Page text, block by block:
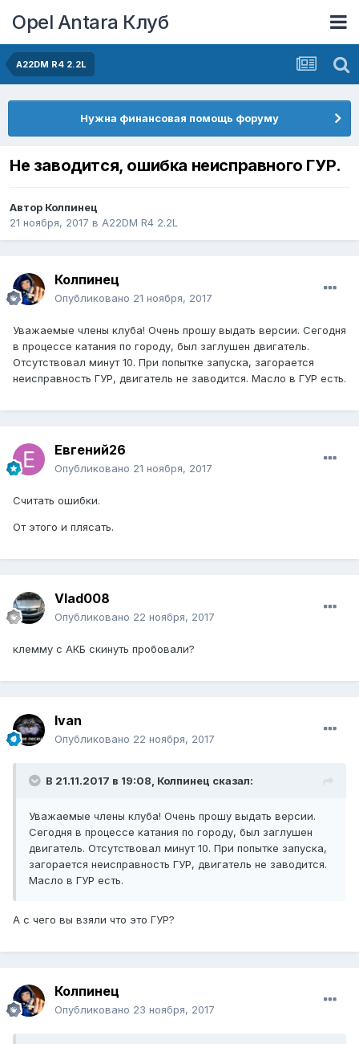
Opel Antara Клуб
A22DM R4 2.2L
Нужна финансовая помощь форуму
Не заводится, ошибка неисправного ГУР.
Автор Колпинец
21 ноября, 2017 в A22DM R4 2.2L
Колпинец
Опубликовано 21 ноября, 2017
Уважаемые члены клуба! Очень прошу выдать версии. Сегодня
в процессе катания по городу, был заглушен двигатель.
Отсутствовал минут 10. При попытке запуска, загорается
неисправность ГУР, двигатель не заводится. Масло в ГУР есть.
Евгений26
Опубликовано 21 ноября, 2017
Считать ошибки.
От этого и плясать.
Vlad008
Опубликовано 22 ноября, 2017
клемму с АКБ скинуть пробовали?
Ivan
Опубликовано 22 ноября, 2017
В 21.11.2017 в 19:08, Колпинец сказал:
Уважаемые члены клуба! Очень прошу выдать версии.
Сегодня в процессе катания по городу, был заглушен
двигатель. Отсутствовал минут 10. При попытке запуска,
загорается неисправность ГУР, двигатель не заводится.
Масло в ГУР есть.
А с чего вы взяли что это ГУР?
Колпинец
Опубликовано 23 ноября, 2017